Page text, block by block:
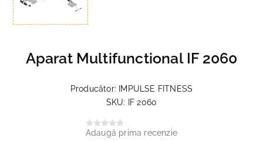
Aparat Multifunctional IF 2060
Producător:
IMPULSE FITNESS
SKU:
IF 2060
Adaugă prima recenzie